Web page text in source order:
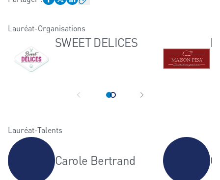
Lauréat-Organisations
SWEET DELICES
Lauréat-Talents
Carole Bertrand